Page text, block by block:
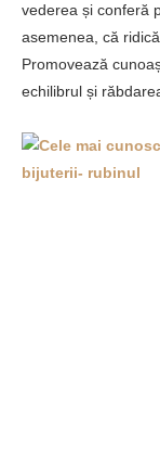
vederea și conferă
asemenea, că
Promovează
echilibrul și